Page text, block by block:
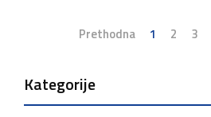
Prethodna 1 2 3
Kategorije